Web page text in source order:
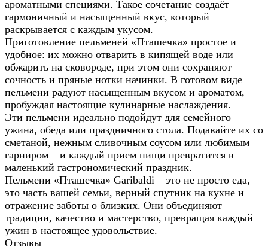
ароматными специями. Такое сочетание создаёт
гармоничный и насыщенный вкус, который
раскрывается с каждым укусом.
Приготовление пельменей «Пташечка» простое и
удобное: их можно отварить в кипящей воде или
обжарить на сковороде, при этом они сохраняют
сочность и пряные нотки начинки. В готовом виде
пельмени радуют насыщенным вкусом и ароматом,
пробуждая настоящие кулинарные наслаждения.
Эти пельмени идеально подойдут для семейного
ужина, обеда или праздничного стола. Подавайте их со
сметаной, нежным сливочным соусом или любимым
гарниром – и каждый прием пищи превратится в
маленький гастрономический праздник.
Пельмени «Пташечка» Garibaldi – это не просто еда,
это часть вашей семьи, верный спутник на кухне и
отражение заботы о близких. Они объединяют
традиции, качество и мастерство, превращая каждый
ужин в настоящее удовольствие.
Отзывы